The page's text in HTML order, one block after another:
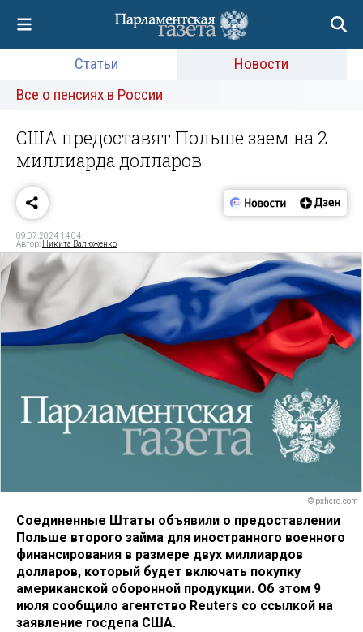
Статьи
Новости
Все о пенсиях в России
США предоставят Польше заем на 2
миллиарда долларов
09.07.2024 14:04
Автор: Никита Валюженко
© pxhere.com
Соединенные Штаты объявили о предоставлении
Польше второго займа для иностранного военного
финансирования в размере двух миллиардов
долларов, который будет включать покупку
американской оборонной продукции. Об этом 9
июля сообщило агентство Reuters со ссылкой на
заявление госдепа США.